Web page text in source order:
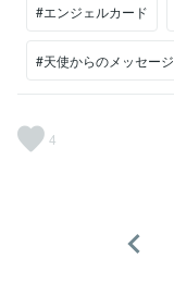
#エンジェルカード
#天使からのメッセージ
4